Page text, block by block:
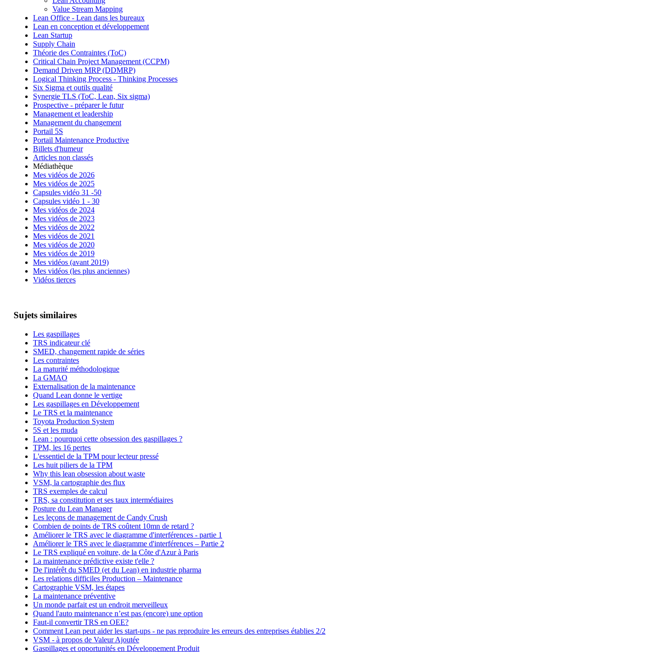
Value Stream Mapping
Lean Office - Lean dans les bureaux
Lean en conception et développement
Lean Startup
Supply Chain
Théorie des Contraintes (ToC)
Critical Chain Project Management (CCPM)
Demand Driven MRP (DDMRP)
Logical Thinking Process - Thinking Processes
Six Sigma et outils qualité
Synergie TLS (ToC, Lean, Six sigma)
Prospective - préparer le futur
Management et leadership
Management du changement
Portail 5S
Portail Maintenance Productive
Billets d'humeur
Articles non classés
Médiathèque
Mes vidéos de 2026
Mes vidéos de 2025
Capsules vidéo 31 -50
Capsules vidéo 1 - 30
Mes vidéos de 2024
Mes vidéos de 2023
Mes vidéos de 2022
Mes vidéos de 2021
Mes vidéos de 2020
Mes vidéos de 2019
Mes vidéos (avant 2019)
Mes vidéos (les plus anciennes)
Vidéos tierces
Sujets similaires
Les gaspillages
TRS indicateur clé
SMED, changement rapide de séries
Les contraintes
La maturité méthodologique
La GMAO
Externalisation de la maintenance
Quand Lean donne le vertige
Les gaspillages en Développement
Le TRS et la maintenance
Toyota Production System
5S et les muda
Lean : pourquoi cette obsession des gaspillages ?
TPM, les 16 pertes
L'essentiel de la TPM pour lecteur pressé
Les huit piliers de la TPM
Why this lean obsession about waste
VSM, la cartographie des flux
TRS exemples de calcul
TRS, sa constitution et ses taux intermédiaires
Posture du Lean Manager
Les leçons de management de Candy Crush
Combien de points de TRS coûtent 10mn de retard ?
Améliorer le TRS avec le diagramme d'interférences - partie 1
Améliorer le TRS avec le diagramme d'interférences – Partie 2
Le TRS expliqué en voiture, de la Côte d'Azur à Paris
La maintenance prédictive existe t'elle ?
De l'intérêt du SMED (et du Lean) en industrie pharma
Les relations difficiles Production – Maintenance
Cartographie VSM, les étapes
La maintenance préventive
Un monde parfait est un endroit merveilleux
Quand l'auto maintenance n’est pas (encore) une option
Faut-il convertir TRS en OEE?
Comment Lean peut aider les start-ups - ne pas reproduire les erreurs des entreprises établies 2/2
VSM - à propos de Valeur Ajoutée
Gaspillages et opportunités en Développement Produit